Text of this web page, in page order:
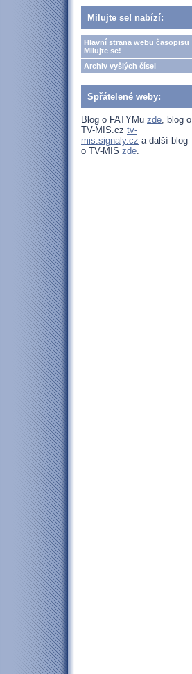
Milujte se! nabízí:
Hlavní strana webu časopisu
Milujte se!
Archiv vyšlých čísel
Spřátelené weby:
Blog o FATYMu zde, blog o
TV-MIS.cz tv-
mis.signaly.cz a další blog
o TV-MIS zde.